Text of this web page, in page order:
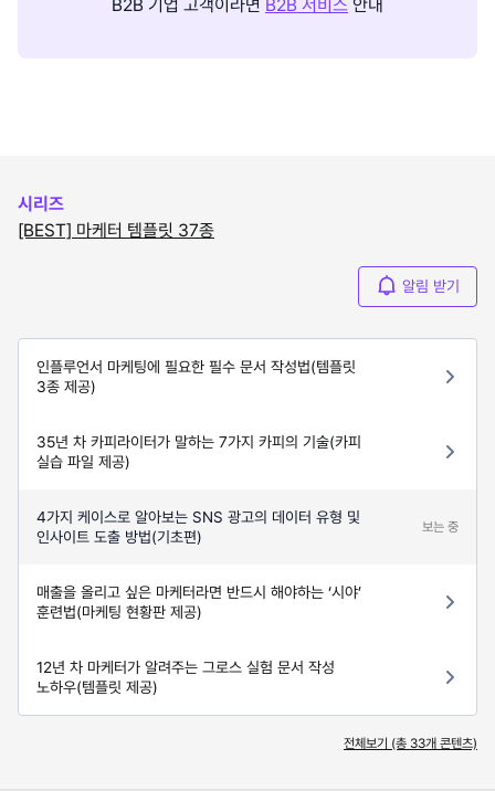
B2B 기업 고객이라면 B2B 서비스 안내
시리즈
[BEST] 마케터 템플릿 37종
알림 받기
인플루언서 마케팅에 필요한 필수 문서 작성법(템플릿
3종 제공)
35년 차 카피라이터가 말하는 7가지 카피의 기술(카피
실습 파일 제공)
4가지 케이스로 알아보는 SNS 광고의 데이터 유형 및
인사이트 도출 방법(기초편)
보는 중
매출을 올리고 싶은 마케터라면 반드시 해야하는 ‘시야’
훈련법(마케팅 현황판 제공)
12년 차 마케터가 알려주는 그로스 실험 문서 작성
노하우(템플릿 제공)
전체보기 (총 33개 콘텐츠)